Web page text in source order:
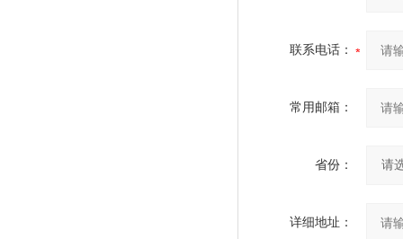
联系电话：
常用邮箱：
省份：
详细地址：